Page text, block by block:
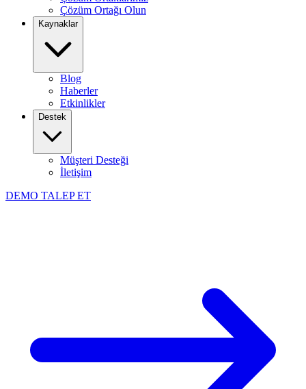
Çözüm Ortağı Olun
Kaynaklar
Blog
Haberler
Etkinlikler
Destek
Müşteri Desteği
İletişim
DEMO TALEP ET